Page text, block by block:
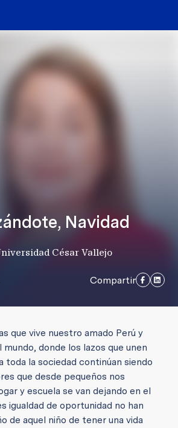
Navidad
César Vallejo
Compartir
que vive nuestro amado Perú y
donde los lazos que unen
toda la sociedad continúan siendo
que desde pequeños nos
y escuela se van dejando en el
igualdad de oportunidad no han
de aquel niño de tener una vida